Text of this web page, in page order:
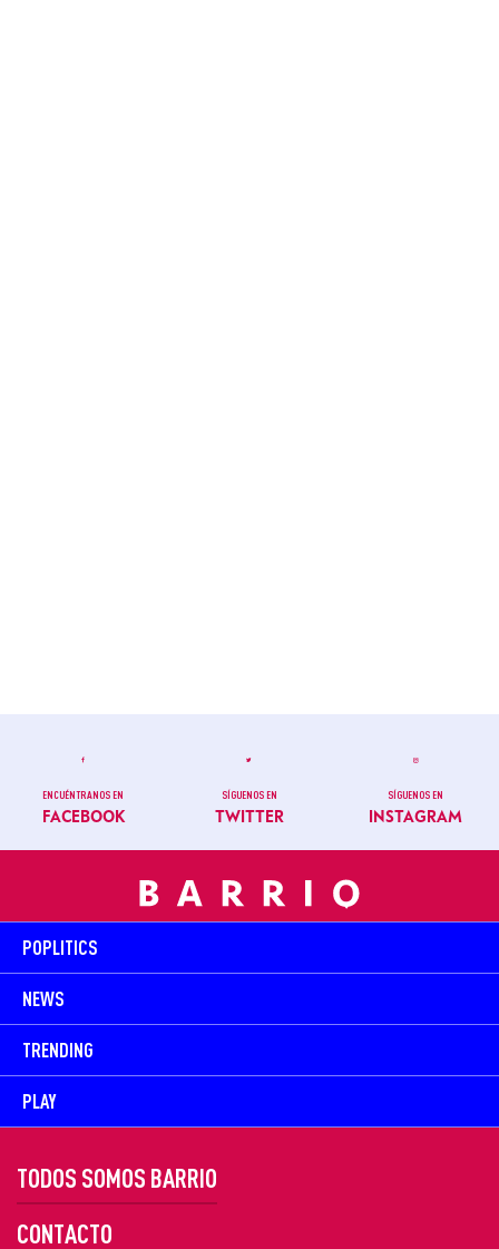
ENCUÉNTRANOS EN
FACEBOOK
SÍGUENOS EN
TWITTER
SÍGUENOS EN
INSTAGRAM
POPLITICS
NEWS
TRENDING
PLAY
TODOS SOMOS BARRIO
CONTACTO